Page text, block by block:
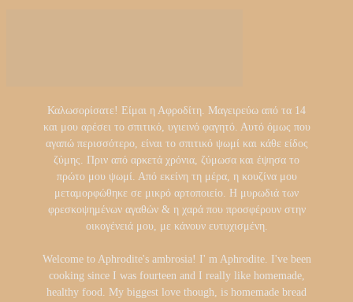
Καλωσορίσατε! Είμαι η Αφροδίτη. Μαγειρεύω από τα 14
και μου αρέσει το σπιτικό, υγιεινό φαγητό. Αυτό όμως που
αγαπώ περισσότερο, είναι το σπιτικό ψωμί και κάθε είδος
ζύμης. Πριν από αρκετά χρόνια, ζύμωσα και έψησα το
πρώτο μου ψωμί. Από εκείνη τη μέρα, η κουζίνα μου
μεταμορφώθηκε σε μικρό αρτοποιείο. Η μυρωδιά των
φρεσκοψημένων αγαθών & η χαρά που προσφέρουν στην
οικογένειά μου, με κάνουν ευτυχισμένη.
Welcome to Aphrodite's ambrosia! I' m Aphrodite. I've been
cooking since I was fourteen and I really like homemade,
healthy food. My biggest love though, is homemade bread